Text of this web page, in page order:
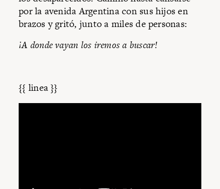
por la avenida Argentina con sus hijos en
brazos y gritó, junto a miles de personas:
¡A donde vayan los iremos a buscar!
{{ linea }}